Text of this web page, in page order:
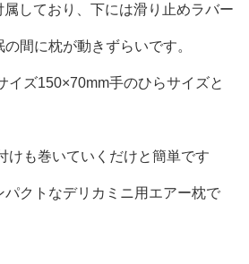
しており、下には滑り止めラバー
間に枕が動きずらいです。
イズ150×70mm手のひらサイズと
けも巻いていくだけと簡単です
クトなデリカミニ用エアー枕で